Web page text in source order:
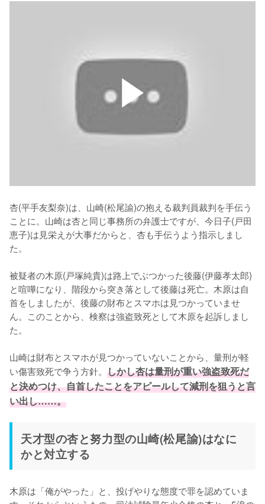
杏(平手友梨奈)は、山崎(松尾諭)の抱える裁判員裁判を手伝う
ことに。山崎は杏と同じ事務所の弁護士ですが、今日子(戸田
恵子)は見栄えが大事だからと、杏も手伝うよう指示しまし
た。
被疑者の木原(戸塚純貴)は路上でぶつかった後藤(伊藤孝太郎)
と喧嘩になり、階段から突き落として後藤は死亡。木原は自
首をしましたが、後藤の財布とスマホは見つかっていませ
ん。このことから、検察は強盗致死として木原を起訴しまし
た。
山崎は財布とスマホが見つかっていないことから、量刑が軽
い傷害致死で争う方針。 しかし杏は量刑が重い強盗致死だ
と決めつけ、自首したことをアピールして減刑を狙うと言
い出し……。
天才型の杏と努力型の山崎(松尾諭)はなに
かと対立する
木原は「俺がやった」と、投げやりな態度で罪を認めていま